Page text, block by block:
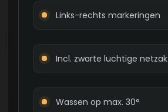
Links-rechts markeringen
Incl. zwarte luchtige netzak
Wassen op max. 30°